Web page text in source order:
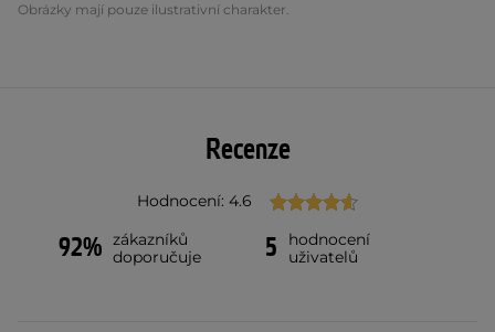
Obrázky mají pouze ilustrativní charakter.
Recenze
Hodnocení: 4.6
92% zákazníků
doporučuje
5
hodnocení
uživatelů